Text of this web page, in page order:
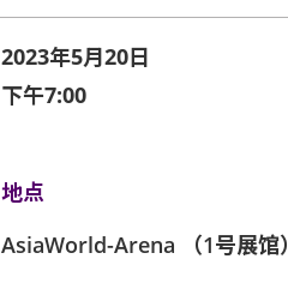
2023年5月20日
下午7:00
地点
AsiaWorld-Arena （1号展馆）